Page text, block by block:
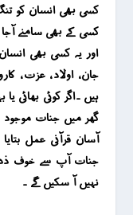
کسی بھی انسان کو
کسی کے بھی سامنے
اور یہ کسی بھی
جان ، اولاد ، عزت ،
ہیں ۔اگر کوئی بھائی
گھر میں جنات
آسان قرآنی عمل
جنات آپ سے خوف ذدہ
نہیں آ سکیں گے ۔